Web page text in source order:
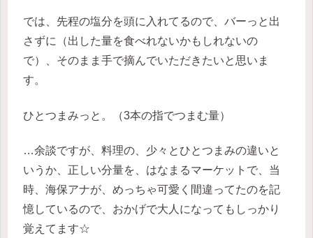
では、先程の塩分を頭に入れてるので、バーっと出
さずに（出した量を食べれないかもしれないの
で）、そのまま手で摘んでいただきたいと思いま
す。
ひとつまみっと。（3本の指でつまむ量）
…余談ですが、料理の、少々とひとつまみの違いと
いうか、正しい分量を、はなまるマーケットで、当
時、海保アナが、めっちゃ可愛く間違ってたのを記
憶しているので、おかげで大人になってもしっかり
覚えてます☆